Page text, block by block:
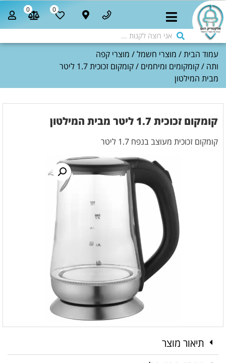
0
0
עמוד הבית/ מוצרי חשמל/ מוצרי קפה
ותה /קומקומים ומיחמים
/ קומקום זכוכית 1.7 ליטר
מבית המילטון
תיאור מוצר
קומקום זכוכית 1.7 ליטר מבית המילטון
קומקום זכוכית מעוצב בנפח 1.7 ליטר